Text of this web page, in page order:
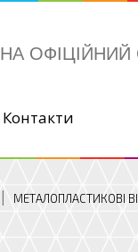
НА ОФІЦІЙНИЙ
Контакти
МЕТАЛОПЛАСТИКОВІ